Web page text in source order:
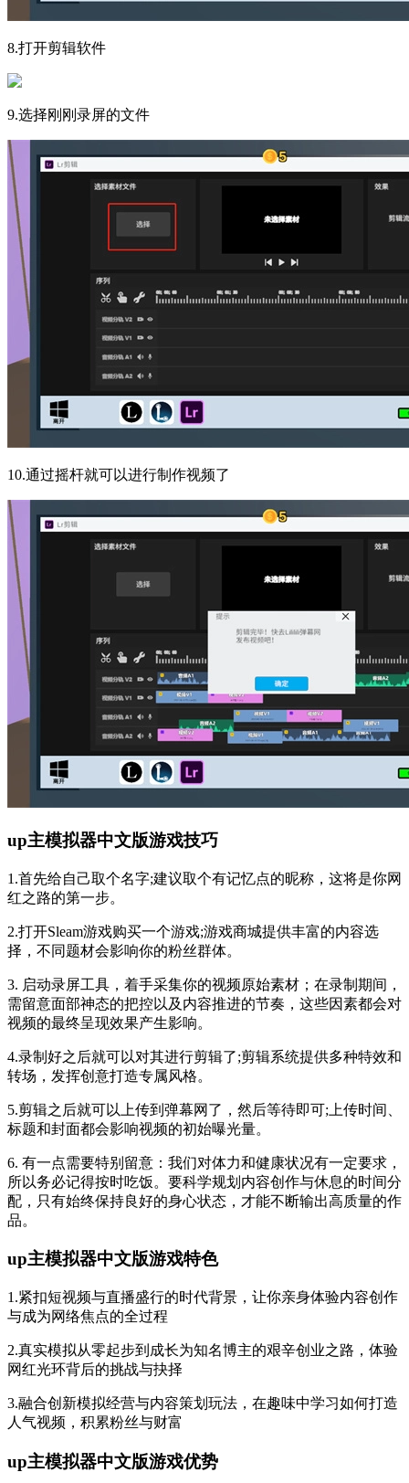
8.打开剪辑软件
9.选择刚刚录屏的文件
10.通过摇杆就可以进行制作视频了
up主模拟器中文版游戏技巧
1.首先给自己取个名字;建议取个有记忆点的昵称，这将是你网
红之路的第一步。
2.打开Sleam游戏购买一个游戏;游戏商城提供丰富的内容选
择，不同题材会影响你的粉丝群体。
3. 启动录屏工具，着手采集你的视频原始素材；在录制期间，
需留意面部神态的把控以及内容推进的节奏，这些因素都会对
视频的最终呈现效果产生影响。
4.录制好之后就可以对其进行剪辑了;剪辑系统提供多种特效和
转场，发挥创意打造专属风格。
5.剪辑之后就可以上传到弹幕网了，然后等待即可;上传时间、
标题和封面都会影响视频的初始曝光量。
6. 有一点需要特别留意：我们对体力和健康状况有一定要求，
所以务必记得按时吃饭。要科学规划内容创作与休息的时间分
配，只有始终保持良好的身心状态，才能不断输出高质量的作
品。
up主模拟器中文版游戏特色
1.紧扣短视频与直播盛行的时代背景，让你亲身体验内容创作
与成为网络焦点的全过程
2.真实模拟从零起步到成长为知名博主的艰辛创业之路，体验
网红光环背后的挑战与抉择
3.融合创新模拟经营与内容策划玩法，在趣味中学习如何打造
人气视频，积累粉丝与财富
up主模拟器中文版游戏优势